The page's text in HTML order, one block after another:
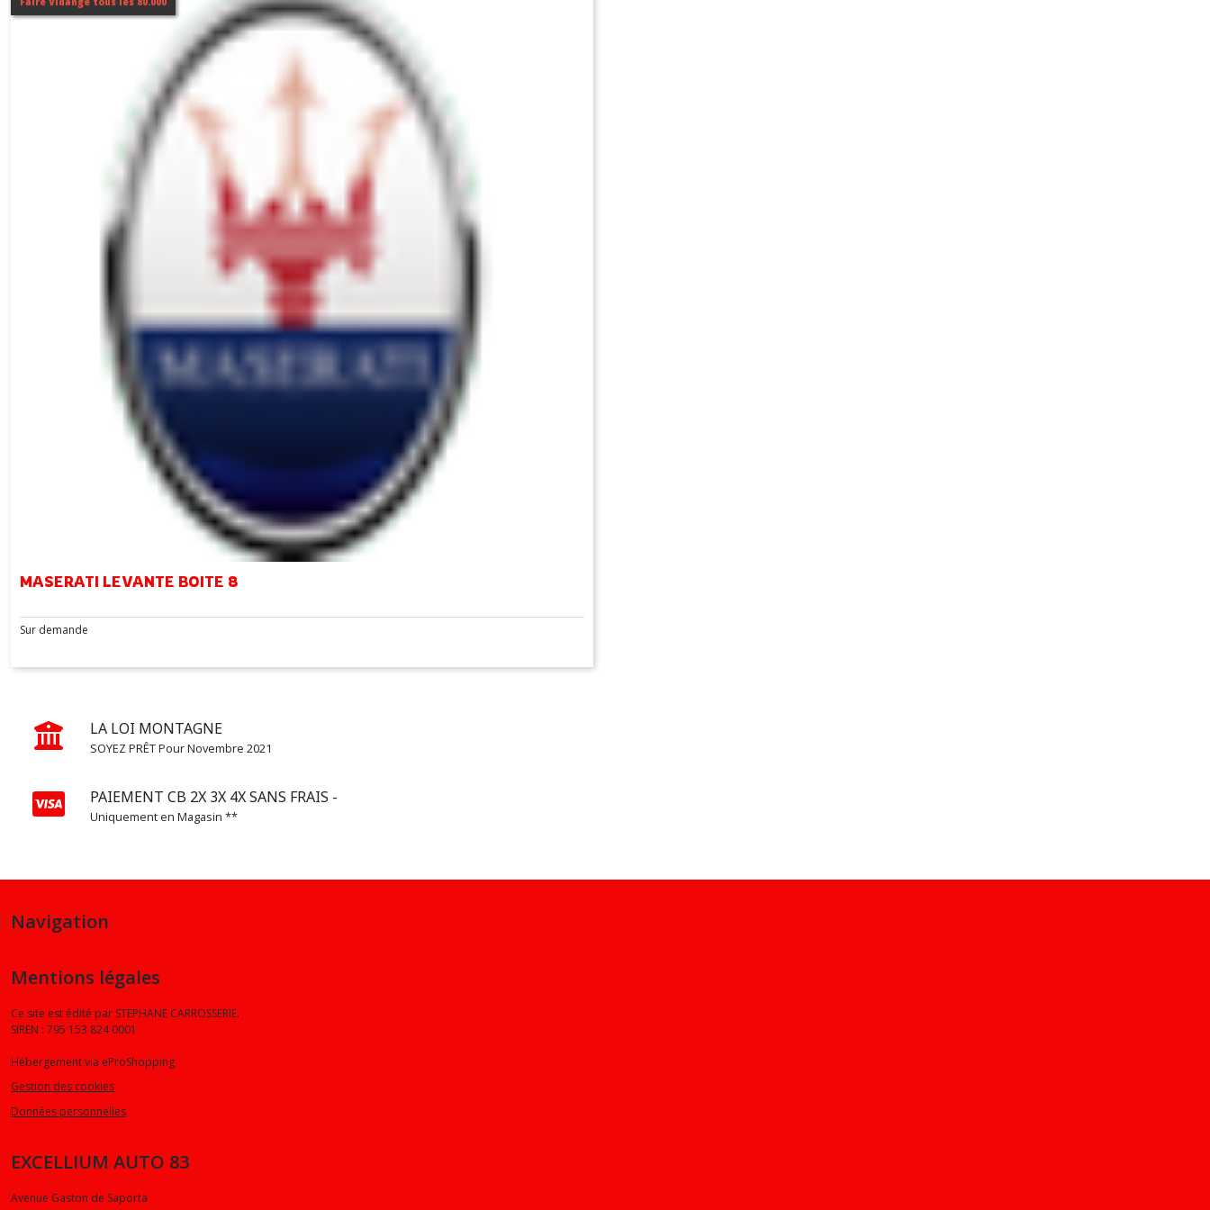
MASERATI LEVANTE BOITE 8
Sur demande
LA LOI MONTAGNE
SOYEZ PRÊT Pour Novembre 2021
PAIEMENT CB 2X 3X 4X SANS FRAIS -
Uniquement en Magasin **
(1)
Navigation
Mentions légales
Ce site est édité par STEPHANE CARROSSERIE.
SIREN : 795 153 824 0001
Hébergement via eProShopping
Gestion des cookies
Données personnelles
EXCELLIUM AUTO 83
Avenue Gaston de Saporta